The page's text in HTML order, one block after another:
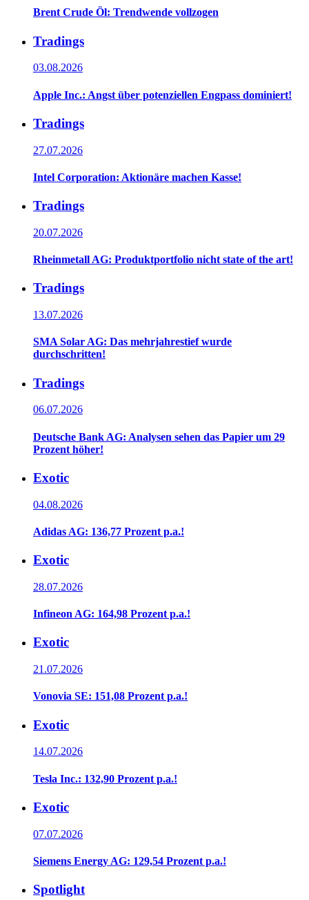
Brent Crude Öl: Trendwende vollzogen
Tradings
03.08.2026
Apple Inc.: Angst über potenziellen Engpass dominiert!
Tradings
27.07.2026
Intel Corporation: Aktionäre machen Kasse!
Tradings
20.07.2026
Rheinmetall AG: Produktportfolio nicht state of the art!
Tradings
13.07.2026
SMA Solar AG: Das mehrjahrestief wurde
durchschritten!
Tradings
06.07.2026
Deutsche Bank AG: Analysen sehen das Papier um 29
Prozent höher!
Exotic
04.08.2026
Adidas AG: 136,77 Prozent p.a.!
Exotic
28.07.2026
Infineon AG: 164,98 Prozent p.a.!
Exotic
21.07.2026
Vonovia SE: 151,08 Prozent p.a.!
Exotic
14.07.2026
Tesla Inc.: 132,90 Prozent p.a.!
Exotic
07.07.2026
Siemens Energy AG: 129,54 Prozent p.a.!
Spotlight